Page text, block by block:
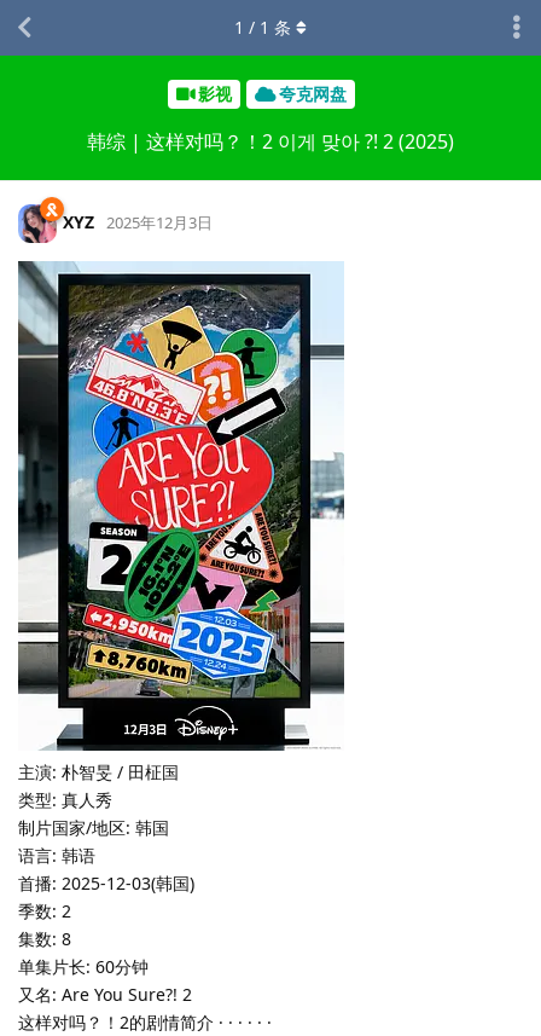
影视 夸克网盘
韩综 | 这样对吗？！2 이게 맞아 ?! 2 (2025)
1 / 1 条
XYZ 2025年12月3日
主演: 朴智旻 / 田柾国
类型: 真人秀
制片国家/地区: 韩国
语言: 韩语
首播: 2025-12-03(韩国)
季数: 2
集数: 8
单集片长: 60分钟
又名: Are You Sure?! 2
这样对吗？！2的剧情简介 · · · · · ·